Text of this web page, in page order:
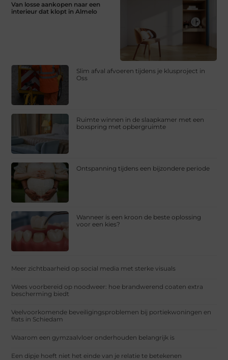
Van losse aankopen naar een
interieur dat klopt in Almelo
Slim afval afvoeren tijdens je klusproject in
Oss
Ruimte winnen in de slaapkamer met een
boxspring met opbergruimte
Ontspanning tijdens een bijzondere periode
Wanneer is een kroon de beste oplossing
voor een kies?
Meer zichtbaarheid op social media met sterke visuals
Wees voorbereid op noodweer: hoe brandwerend coaten extra
bescherming biedt
Veelvoorkomende beveiligingsproblemen bij portiekwoningen en
flats in Schiedam
Waarom een gymzaalvloer onderhouden belangrijk is
Een dipje hoeft niet het einde van je relatie te betekenen